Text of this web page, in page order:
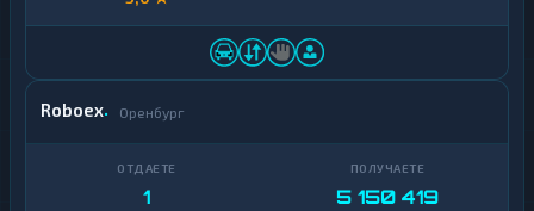
Roboex Оренбург
1 5 150 419